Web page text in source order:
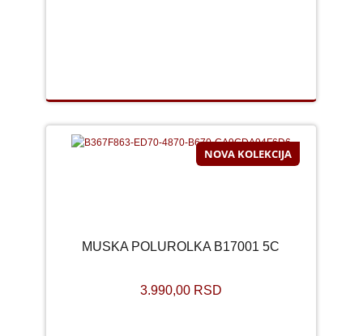
NOVA KOLEKCIJA
MUSKA POLUROLKA B17001 5C
3.990,00 RSD